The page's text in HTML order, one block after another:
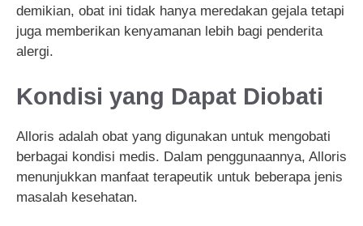
demikian, obat ini tidak hanya meredakan gejala tetapi
juga memberikan kenyamanan lebih bagi penderita
alergi.
Kondisi yang Dapat Diobati
Alloris adalah obat yang digunakan untuk mengobati
berbagai kondisi medis. Dalam penggunaannya, Alloris
menunjukkan manfaat terapeutik untuk beberapa jenis
masalah kesehatan.